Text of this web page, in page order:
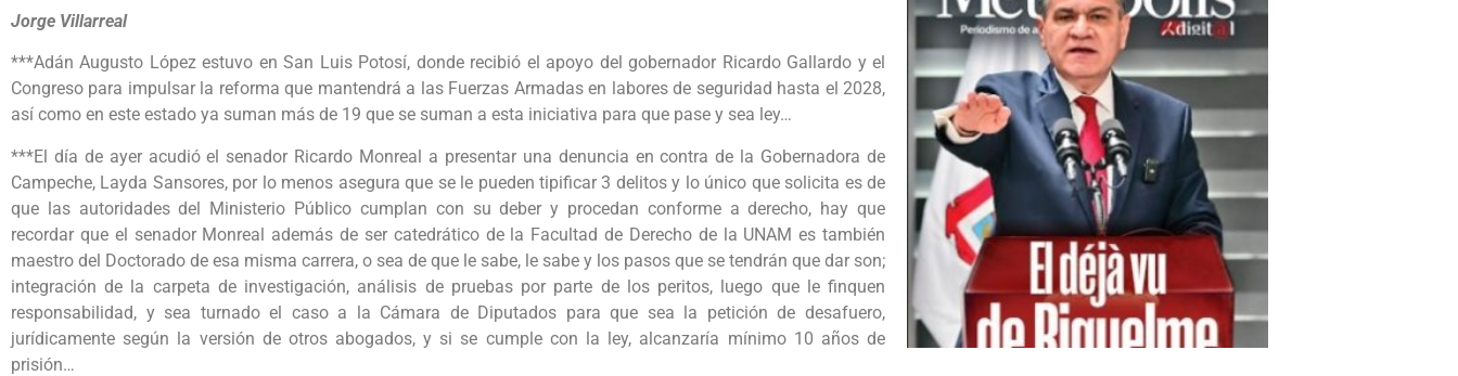
Jorge Villarreal
***Adán Augusto López estuvo en San Luis Potosí, donde recibió el apoyo del gobernador Ricardo Gallardo y el
Congreso para impulsar la reforma que mantendrá a las Fuerzas Armadas en labores de seguridad hasta el 2028,
así como en este estado ya suman más de 19 que se suman a esta iniciativa para que pase y sea ley…
***El día de ayer acudió el senador Ricardo Monreal a presentar una denuncia en contra de la Gobernadora de
Campeche, Layda Sansores, por lo menos asegura que se le pueden tipificar 3 delitos y lo único que solicita es de
que las autoridades del Ministerio Público cumplan con su deber y procedan conforme a derecho, hay que
recordar que el senador Monreal además de ser catedrático de la Facultad de Derecho de la UNAM es también
maestro del Doctorado de esa misma carrera, o sea de que le sabe, le sabe y los pasos que se tendrán que dar son;
integración de la carpeta de investigación, análisis de pruebas por parte de los peritos, luego que le finquen
responsabilidad, y sea turnado el caso a la Cámara de Diputados para que sea la petición de desafuero,
jurídicamente según la versión de otros abogados, y si se cumple con la ley, alcanzaría mínimo 10 años de
prisión…